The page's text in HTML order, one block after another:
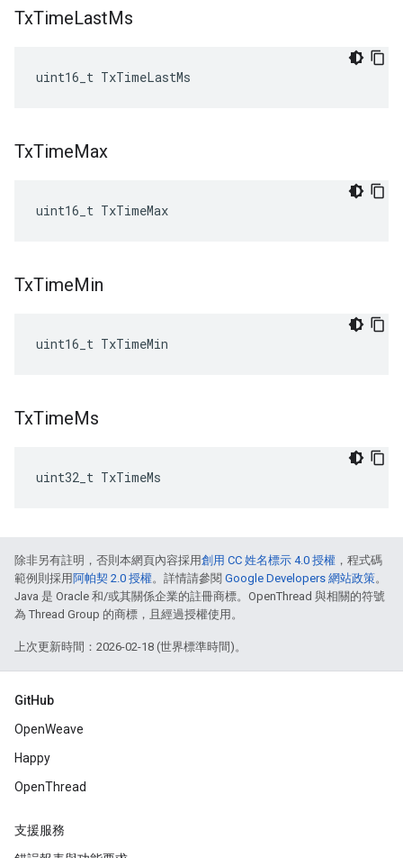
TxTimeLastMs
uint16_t TxTimeLastMs
TxTimeMax
uint16_t TxTimeMax
TxTimeMin
uint16_t TxTimeMin
TxTimeMs
uint32_t TxTimeMs
除非另有註明，否則本網頁內容採用創用 CC 姓名標示 4.0 授權 ，程式碼
範例則採用 阿帕契 2.0 授權。詳情請參閱 Google Developers 網站政策。
Java 是 Oracle 和/或其關係企業的註冊商標。OpenThread 與相關的符號
為 Thread Group 的商標，且經過授權使用。
上次更新時間：2026-02-18 (世界標準時間)。
GitHub
OpenWeave
Happy
OpenThread
支援服務